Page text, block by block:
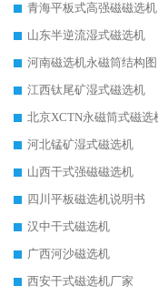
青海平板式高强磁磁选机
山东半逆流湿式磁选机
河南磁选机永磁筒结构图
江西钛尾矿湿式磁选机
河北锰矿湿式磁选机
山西干式强磁磁选机
四川平板磁选机说明书
汉中干式磁选机
广西河沙磁选机
西安干式磁选机厂家